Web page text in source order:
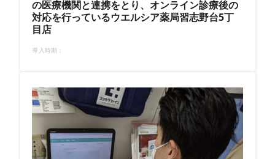
の医療機関と連携をとり、オンライン診療後の
対応を行っているウエルシア薬局習志野台5丁
目店
導入時期：